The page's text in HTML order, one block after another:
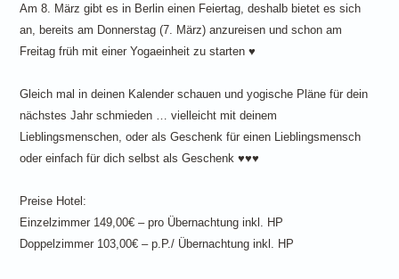
Am 8. März gibt es in Berlin einen Feiertag, deshalb bietet es sich
an, bereits am Donnerstag (7. März) anzureisen und schon am
Freitag früh mit einer Yogaeinheit zu starten ♥
Gleich mal in deinen Kalender schauen und yogische Pläne für dein
nächstes Jahr schmieden … vielleicht mit deinem
Lieblingsmenschen, oder als Geschenk für einen Lieblingsmensch
oder einfach für dich selbst als Geschenk ♥♥♥
Preise Hotel:
Einzelzimmer 149,00€ – pro Übernachtung inkl. HP
Doppelzimmer 103,00€ – p.P./ Übernachtung inkl. HP